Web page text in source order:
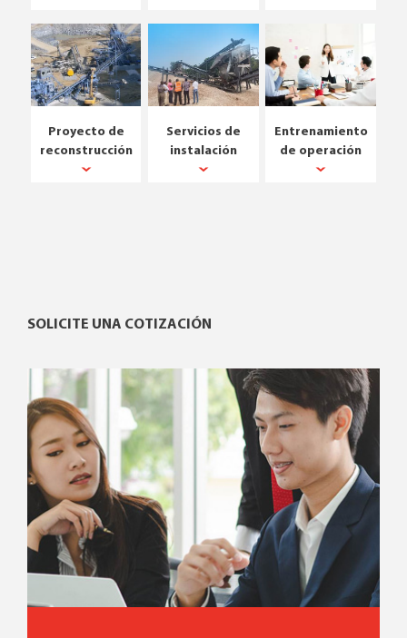
Proyecto de
reconstrucción
Servicios de
instalación
Entrenamiento
de operación
SOLICITE UNA COTIZACIÓN